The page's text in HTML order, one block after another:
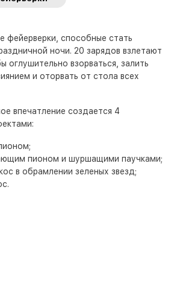
фейерверки, способные стать
ночи. 20 зарядов взлетают
оглушительно взорваться, залить
и оторвать от стола всех
впечатление создается 4
пионом и шуршащими паучками;
в обрамлении зеленых звезд;